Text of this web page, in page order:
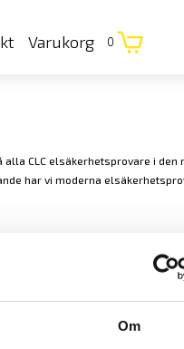
Om
Varukorg 0
CLC elsäkerhetsprovare i den
har vi moderna